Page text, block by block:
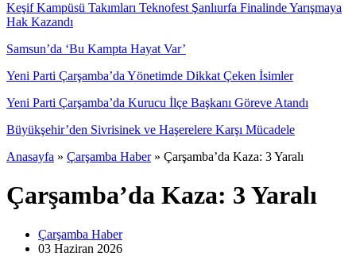
Takımları Teknofest Şanlıurfa Finalinde Yarışmaya
‘Bu Kampta Hayat Var’
Çarşamba’da Yönetimde Dikkat Çeken İsimler
Çarşamba’da Kurucu İlçe Başkanı Göreve Atandı
Sivrisinek ve Haşerelere Karşı Mücadele
Anasayfa » Çarşamba Haber » Çarşamba’da Kaza: 3 Yaralı
Çarşamba’da Kaza: 3 Yaralı
Çarşamba Haber
03 Haziran 2026